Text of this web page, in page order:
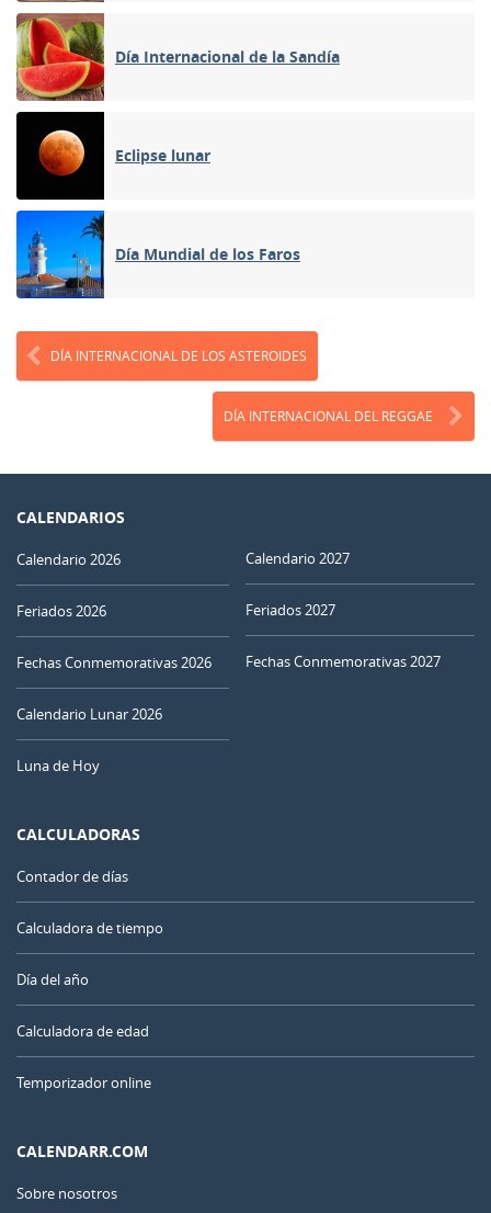
Día Internacional de la Sandía
Eclipse lunar
Día Mundial de los Faros
DÍA INTERNACIONAL DE LOS ASTEROIDES
DÍA INTERNACIONAL DEL REGGAE
CALENDARIOS
Calendario 2026
Feriados 2026
Fechas Conmemorativas 2026
Calendario Lunar 2026
Luna de Hoy
Calendario 2027
Feriados 2027
Fechas Conmemorativas 2027
CALCULADORAS
Contador de días
Calculadora de tiempo
Día del año
Calculadora de edad
Temporizador online
CALENDARR.COM
Sobre nosotros